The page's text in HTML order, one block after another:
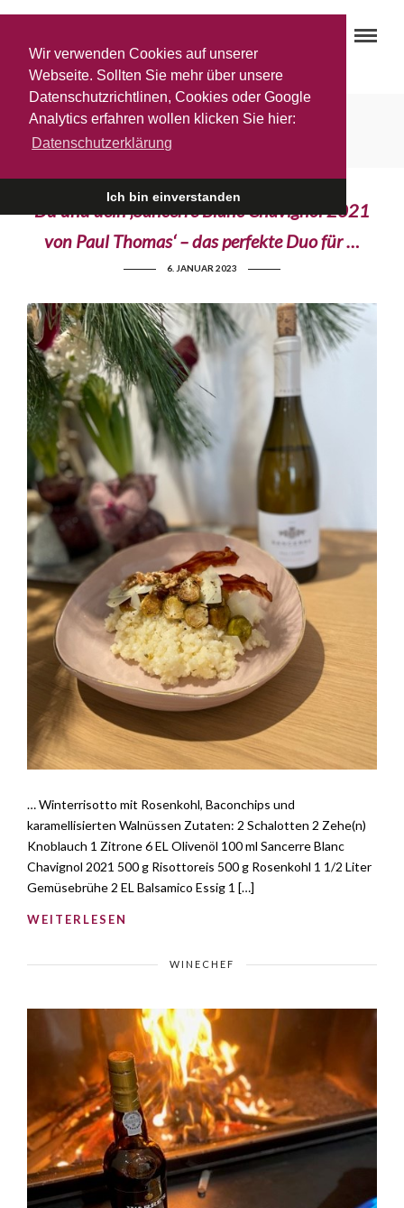
Wir verwenden Cookies auf unserer
Webseite. Sollten Sie mehr über unsere
Datenschutzrichtlinen, Cookies oder Google
Analytics erfahren wollen klicken Sie hier:
Datenschutzerklärung
Ich bin einverstanden
Gottardi Wein
Du und dein ‚Sancerre Blanc Chavignol 2021
von Paul Thomas‘ – das perfekte Duo für …
6. JANUAR 2023
… Winterrisotto mit Rosenkohl, Baconchips und
karamellisierten Walnüssen Zutaten: 2 Schalotten 2 Zehe(n)
Knoblauch 1 Zitrone 6 EL Olivenöl 100 ml Sancerre Blanc
Chavignol 2021 500 g Risottoreis 500 g Rosenkohl 1 1/2 Liter
Gemüsebrühe 2 EL Balsamico Essig 1 […]
WEITERLESEN
WINECHEF